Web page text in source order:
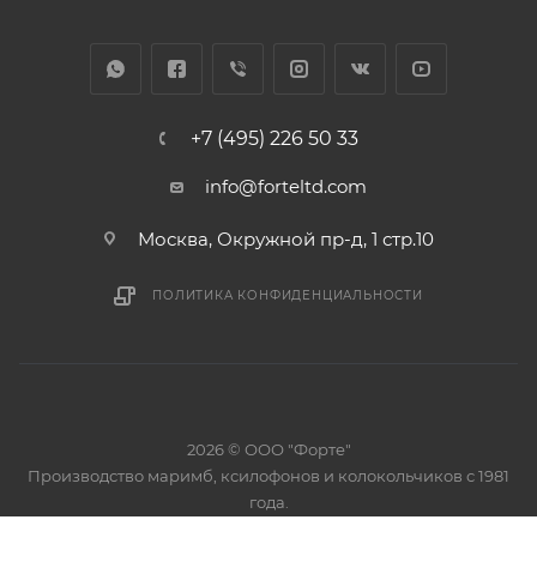
+7 (495) 226 50 33
info@forteltd.com
Москва, Окружной пр-д, 1 стр.10
ПОЛИТИКА КОНФИДЕНЦИАЛЬНОСТИ
2026 © ООО "Форте"
Производство маримб, ксилофонов и колокольчиков с 1981
года.